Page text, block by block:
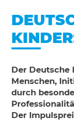
Der Deutsche
Menschen,
durch
Der